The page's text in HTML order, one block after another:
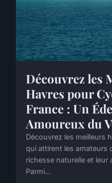
Découvrez les
Havres pour
France : Un
Amoureux du
Découvrez les meilleurs
qui attirent les amateurs
richesse naturelle et leur
Parmi...